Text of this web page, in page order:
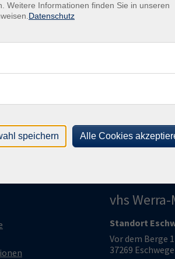
Hoher Meißner, Jugenddorf
Hoher Meißner, Jugenddorf
vhs
Standort
Vor dem Berge 1
37269 Eschwege
Weitere Informationen finden Sie in unseren
Datenschutz
speichern Alle Cookies